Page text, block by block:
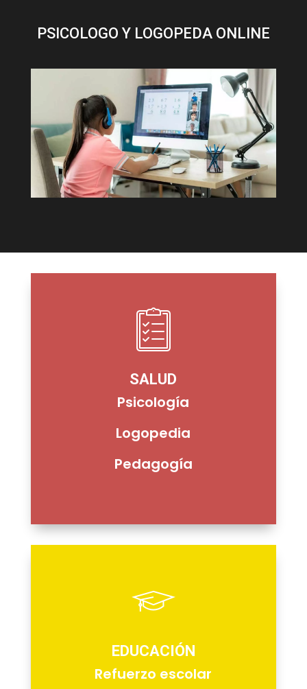
PSICOLOGO Y LOGOPEDA ONLINE
SALUD
Psicología
Logopedia
Pedagogía
EDUCACIÓN
Refuerzo escolar